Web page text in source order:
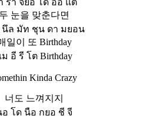
두 눈을 맞춘다면
ล มัท ชุน ดา มยอน
일이 또 Birthday
ม อี รี โต Birthday
Kinda Crazy
너도 느껴지지
อ โด นือ กยอ ชี จี